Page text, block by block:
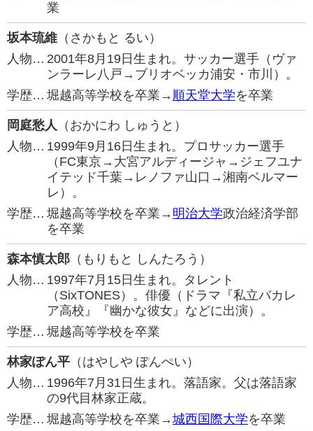
業
坂本琉維 （さかもと るい）
人物… 2001年8月19日生まれ。サッカー選手（ヴァ
ンラーレ八戸→ブリオベッカ浦安・市川）。
学歴… 堀越高等学校を卒業→ 順天堂大学を卒業
岡庭愁人 （おかにわ しゅうと）
人物… 1999年9月16日生まれ。プロサッカー選手
（FC東京→大宮アルディージャ→ジェフユナ
イテッド千葉→レノファ山口→湘南ベルマー
レ）。
学歴… 堀越高等学校を卒業→ 明治大学政治経済学部
を卒業
森本慎太郎 （もりもと しんたろう）
人物… 1997年7月15日生まれ。タレント
（SixTONES）。俳優（ドラマ『私立バカレ
ア高校』『幽かな彼女』などに出演）。
学歴… 堀越高等学校を卒業
林家ぽん平 （はやしや ぽんぺい）
人物… 1996年7月31日生まれ。落語家。父は落語家
の9代目林家正蔵。
学歴… 堀越高等学校を卒業→城西国際大学を卒業